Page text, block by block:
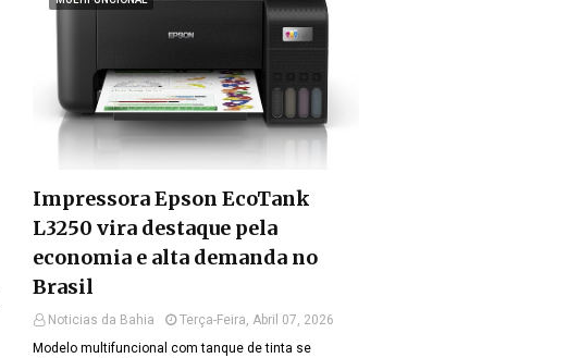
Impressora Epson EcoTank
L3250 vira destaque pela
economia e alta demanda no
Brasil
Noticias da Bahia
Terça-Feira, Abril 07, 2026
Modelo multifuncional com tanque de tinta se